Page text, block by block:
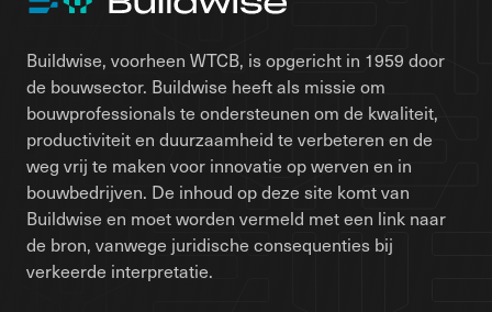
Buildwise, voorheen WTCB, is opgericht in 1959 door
de bouwsector. Buildwise heeft als missie om
bouwprofessionals te ondersteunen om de kwaliteit,
productiviteit en duurzaamheid te verbeteren en de
weg vrij te maken voor innovatie op werven en in
bouwbedrijven. De inhoud op deze site komt van
Buildwise en moet worden vermeld met een link naar
de bron, vanwege juridische consequenties bij
verkeerde interpretatie.